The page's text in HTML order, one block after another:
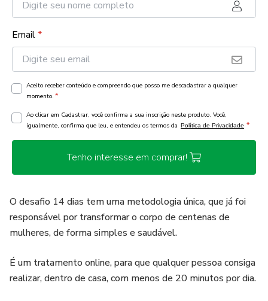
Email*
Aceito receber conteúdo e compreendo que posso me descadastrar a qualquer
momento. *
Ao clicar em Cadastrar, você confirma a sua inscrição neste produto. Você,
igualmente, confirma que leu, e entendeu os termos da Política de Privacidade *
Tenho interesse em comprar!
O desafio 14 dias tem uma metodologia única, que já foi
responsável por transformar o corpo de centenas de
mulheres, de forma simples e saudável.
É um tratamento online, para que qualquer pessoa consiga
realizar, dentro de casa, com menos de 20 minutos por dia.